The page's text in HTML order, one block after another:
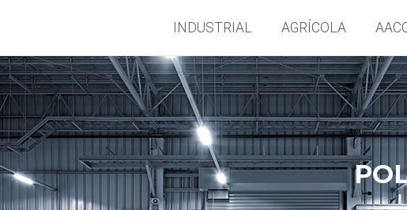
INDUSTRIAL AGRÍCOLA